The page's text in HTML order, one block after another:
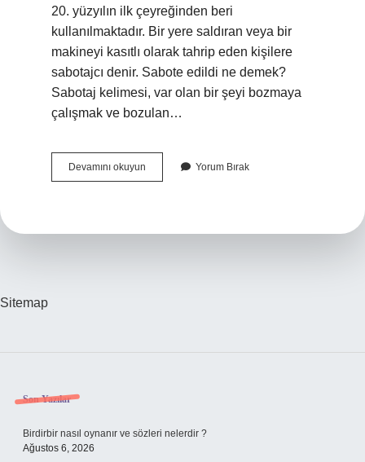
20. yüzyılın ilk çeyreğinden beri
kullanılmaktadır. Bir yere saldıran veya bir
makineyi kasıtlı olarak tahrip eden kişilere
sabotajcı denir. Sabote edildi ne demek?
Sabotaj kelimesi, var olan bir şeyi bozmaya
çalışmak ve bozulan…
Devamını okuyun
Eden
Yorum Bırak
Sitemap
Sidebar
Son Yazılar
Birdirbir nasıl oynanır ve sözleri nelerdir ?
Ağustos 6, 2026